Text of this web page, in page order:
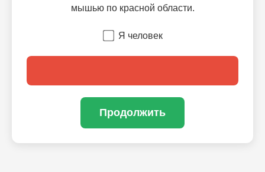
мышью по красной области.
Я человек
Продолжить